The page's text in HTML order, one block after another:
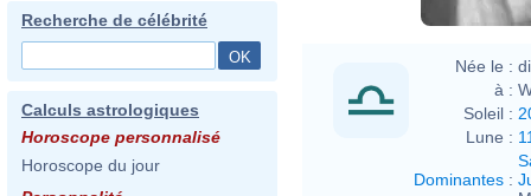
Recherche de célébrité
Calculs astrologiques
Horoscope personnalisé
Horoscope du jour
Née le :
à :
Soleil :
Lune :
Dominantes :